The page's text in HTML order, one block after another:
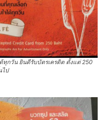
ทุกวัน ยินดีรับบัตรเครดิต ตั้งแต่ 250
ไป